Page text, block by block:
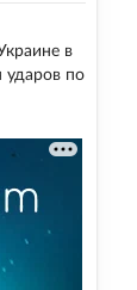
в
ударов по